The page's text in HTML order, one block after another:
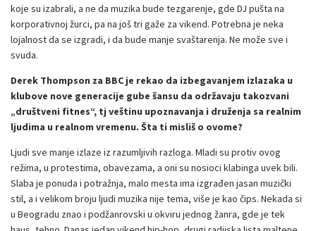
koje su izabrali, a ne da muzika bude tezgarenje, gde DJ pušta na
korporativnoj žurci, pa na još tri gaže za vikend. Potrebna je neka
lojalnost da se izgradi, i da bude manje svaštarenja. Ne može sve i
svuda.
Derek Thompson za BBC je rekao da izbegavanjem izlazaka u
klubove nove generacije gube šansu da održavaju takozvani
„društveni fitnes“, tj veštinu upoznavanja i druženja sa realnim
ljudima u realnom vremenu. Šta ti misliš o ovome?
Ljudi sve manje izlaze iz razumljivih razloga. Mladi su protiv ovog
režima, u protestima, obavezama, a oni su nosioci klabinga uvek bili.
Slaba je ponuda i potražnja, malo mesta ima izgrađen jasan muzički
stil, a i velikom broju ljudi muzika nije tema, više je kao čips. Nekada si
u Beogradu znao i podžanrovski u okviru jednog žanra, gde je tek